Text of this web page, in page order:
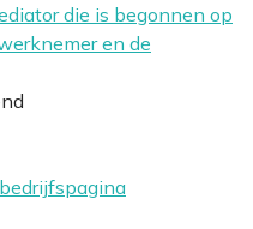
die is begonnen op
en de